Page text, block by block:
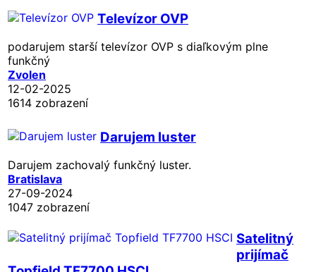
Televízor OVP
podarujem starší televízor OVP s diaľkovým plne
funkčný
Zvolen
12-02-2025
1614 zobrazení
Darujem luster
Darujem zachovalý funkčný luster.
Bratislava
27-09-2024
1047 zobrazení
Satelitný
prijímač